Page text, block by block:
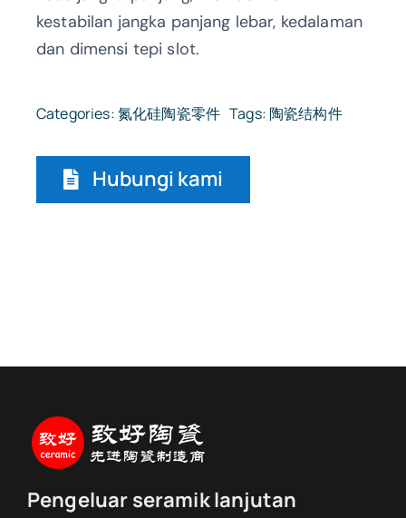
kestabilan jangka panjang lebar, kedalaman
dan dimensi tepi slot.
Categories:氮化硅陶瓷零件 Tags: 陶瓷结构件
Hubungi kami
Pengeluar seramik lanjutan